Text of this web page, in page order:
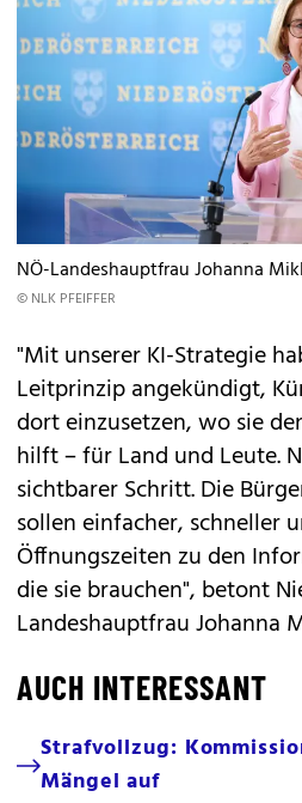
NÖ-Landeshauptfrau Johanna
© NLK PFEIFFER
"Mit unserer KI-Strategie
Leitprinzip angekündigt,
dort einzusetzen, wo sie
hilft – für Land und Leute.
sichtbarer Schritt. Die
sollen einfacher, schneller
Öffnungszeiten zu den
die sie brauchen", betont
Landeshauptfrau Johanna
AUCH INTERESSANT
Strafvollzug:
Mängel auf